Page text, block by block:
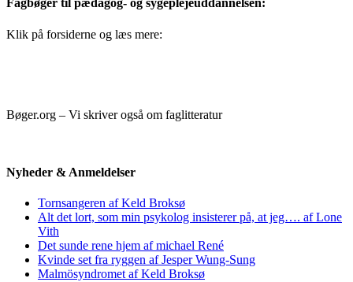
Fagbøger til pædagog- og sygeplejeuddannelsen:
Klik på forsiderne og læs mere:
Bøger.org – Vi skriver også om faglitteratur
Nyheder & Anmeldelser
Tornsangeren af Keld Broksø
Alt det lort, som min psykolog insisterer på, at jeg…. af Lone
Vith
Det sunde rene hjem af michael René
Kvinde set fra ryggen af Jesper Wung-Sung
Malmösyndromet af Keld Broksø